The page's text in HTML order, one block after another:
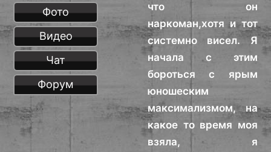
что он
наркоман,хотя и тот
системно висел. Я
начала с этим
бороться с ярым
юношеским
максимализмом, на
какое то время моя
взяла, я
Фото
Видео
Чат
Форум